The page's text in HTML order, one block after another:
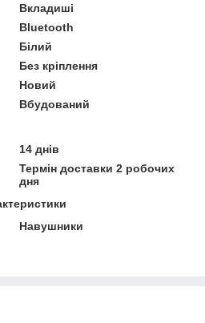
Вкладиші
Bluetooth
Білий
Без кріплення
Новий
Вбудований
14 днів
Термін доставки 2 робочих
дня
Навушники